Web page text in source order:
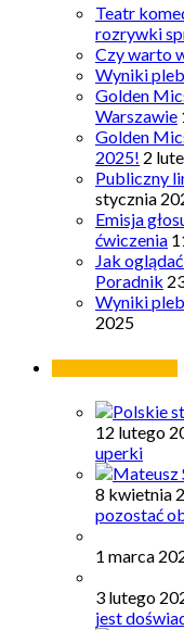
Teatr
rozrywki
Czy warto
Wyniki
Golden
Warszawie
Golden
2025! 2
Publiczny
stycznia
Emisja
ćwiczenia
Jak
Poradnik
Wyniki
2025
12 lutego
uperki
8 kwietnia
pozostać
1 marca
3 lutego
jest